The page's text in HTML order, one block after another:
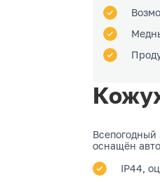
оснащён
IP44,